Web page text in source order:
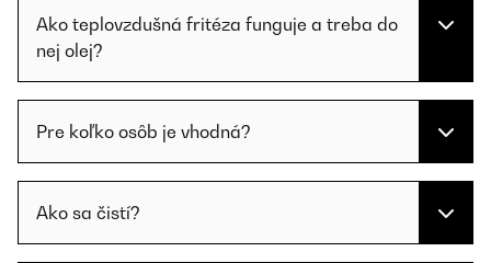
Ako teplovzdušná fritéza funguje a treba do
nej olej?
Pre koľko osôb je vhodná?
Ako sa čistí?